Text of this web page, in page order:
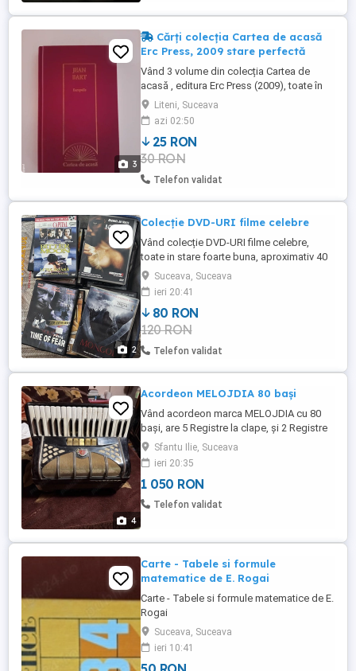
3
Cărți colecția Cartea de acasă
Erc Press, 2009 stare perfectă
Vând 3 volume din colecția Cartea de
acasă , editura Erc Press (2009), toate în
stare excelentă, fără urme de uzură sau
pagini lipsă. Titluri disponibile: George
Coșbuc Fire de tort Ziarul unui pierde-vară
Jean Bart Europolis Calistrat Hogaș Pe
drumuri de munte Copertă cartonată,
design ...
Liteni, Suceava
azi 02:50
25 RON
30 RON
Telefon validat
2
Colecție DVD-URI filme celebre
Vând colecție DVD-URI filme celebre,
toate in stare foarte buna, aproximativ 40
buc. Preț 80 lei negociabil
Suceava, Suceava
ieri 20:41
80 RON
120 RON
Telefon validat
4
Acordeon MELOJDIA 80 bași
Vând acordeon marca MELOJDIA cu 80
bași, are 5 Registre la clape, și 2 Registre
la bași, are compresie maximă burduf,
sunet plăcut, acordat, fără dezacorduri
sau lovituri. Cu predare în Suceava sau
trimit în țară cu garanție de transport în
cont avans 200 lei. Nu deranjați inutil.
Sfantu Ilie, Suceava
ieri 20:35
1 050 RON
Telefon validat
Carte - Tabele si formule
matematice de E. Rogai
Carte - Tabele si formule matematice de E.
Rogai
Suceava, Suceava
ieri 10:41